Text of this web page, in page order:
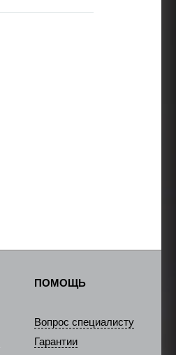
ПОМОЩЬ
Вопрос специалисту
Гарантии